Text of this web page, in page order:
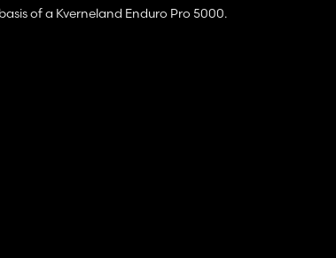
of a Kverneland Enduro Pro 5000.